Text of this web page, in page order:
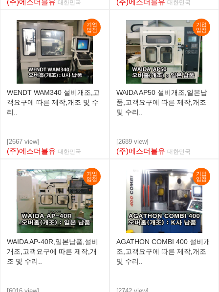
(주)에스더블유 대한민국 (주)에스더블유 대한민국
기업
입점
WENDT WAM340 설비개조,고
객요구에 따른 제작,개조 및 수
리..
[2667 view]
(주)에스더블유 대한민국
기업
입점
WAIDA AP50 설비개조,일본납
품,고객요구에 따른 제작,개조
및 수리..
[2689 view]
(주)에스더블유 대한민국
기업
입점
WAIDA AP-40R,일본납품,설비
개조,고객요구에 따른 제작,개
조 및 수리..
기업
입점
AGATHON COMBI 400 설비개
조,고객요구에 따른 제작,개조
및 수리..